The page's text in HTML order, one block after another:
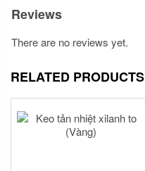
Reviews
There are no reviews yet.
RELATED PRODUCTS